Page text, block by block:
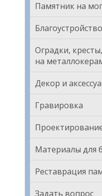
Памятник на
Благоустройство
Оградки,
на
Декор и
Гравировка
Материалы для
Реставрация
Задать вопрос